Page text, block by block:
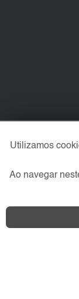
Utilizamos
Ao navegar